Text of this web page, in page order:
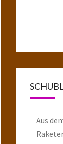
Aus